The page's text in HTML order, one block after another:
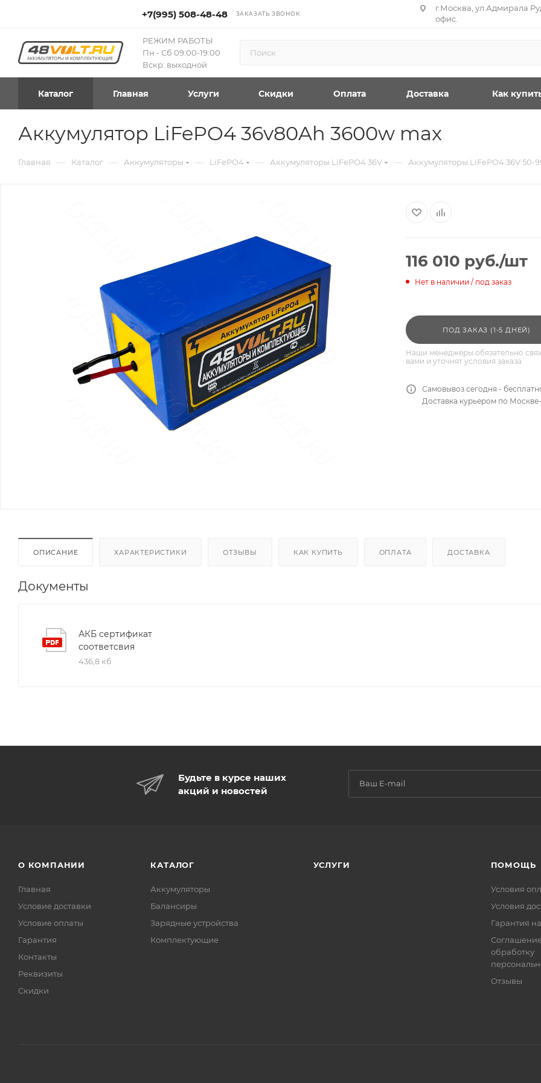
+7(995) 508-48-48 ЗАКАЗАТЬ ЗВОНОК
г.Москва, ул.Адмирала
офис.
РЕЖИМ РАБОТЫ
Пн - Сб 09:00-19:00
Вскр: выходной
Каталог Главная Услуги Скидки Оплата Доставка Как
Аккумулятор LiFePO4 36v80Ah 3600w max
Главная — Каталог — Аккумуляторы — LiFePO4 — Аккумуляторы LiFePO4 36V — Аккумуляторы LiFePO4 36V 50-
116 010 руб./шт
Нет в наличии / под заказ
ПОД ЗАКАЗ (1-5 ДНЕЙ)
Наши менеджеры обязательно
вами и уточнят условия заказа
Самовывоз сегодня -
Доставка курьером по
ОПИСАНИЕ ХАРАКТЕРИСТИКИ ОТЗЫВЫ КАК КУПИТЬ ОПЛАТА ДОСТАВКА
Документы
АКБ сертификат
соответсвия
436,8 кб
Будьте в курсе наших
акций и новостей
О КОМПАНИИ
Главная
Условие доставки
Условие оплаты
Гарантия
Контакты
Реквизиты
Скидки
КАТАЛОГ
Аккумуляторы
Балансиры
Зарядные устройства
Комплектующие
УСЛУГИ ПОМОЩЬ
Условия
Условия
Гарантия
обработку
Отзывы